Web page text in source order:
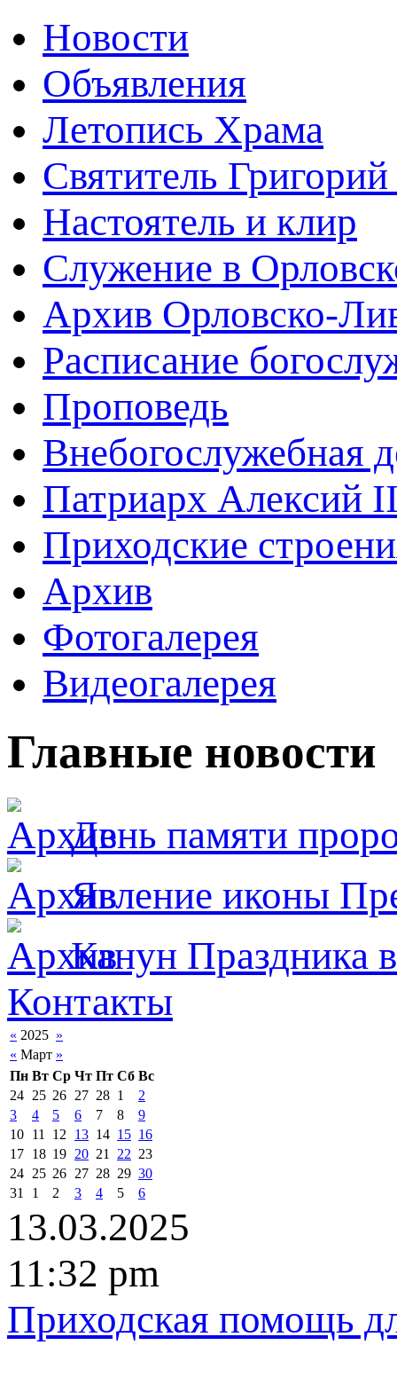
Новости
Объявления
Летопись Храма
Святитель
Настоятель и клир
Служение в
Архив Орловско-
Расписание
Проповедь
Внебогослужебная
Патриарх Алексий
Приходские
Архив
Фотогалерея
Видеогалерея
Главные новости
День памяти
Явлeние иконы
Канун Праздника
Контакты
« 2025 »
« Март »
Пн Вт Ср Чт Пт Сб Вс
24 25 26 27 28 1
2
3
4 5 6 7 8
9
10 11 12 13 14 15 16
17 18 19 20 21 22 23
24 25 26 27 28 29 30
31
1 2 3 4 5 6
13.03.2025
11:32 pm
Приходская помощь